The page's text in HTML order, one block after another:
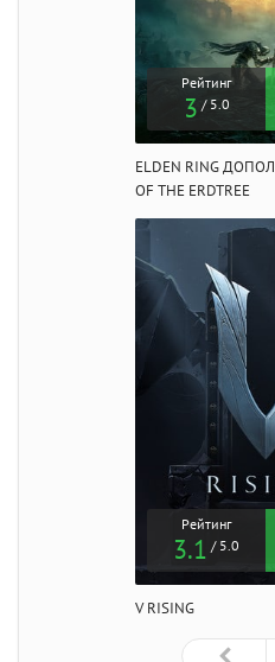
Рейтинг
3 / 5.0
ELDEN RING
OF THE ERDTREE
Рейтинг
3.1 / 5.0
V RISING